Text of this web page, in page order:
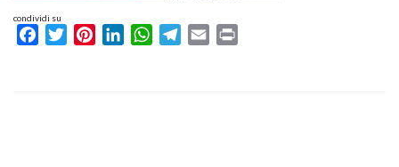
condividi su
FacebookTwitterPinterestLinkedInWhatsAppTelegram
Email